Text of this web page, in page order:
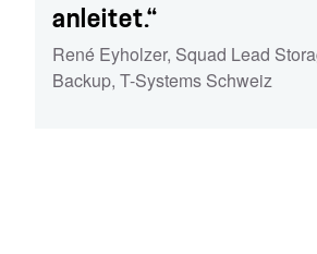
anleitet.“
René Eyholzer, Squad Lead
Backup, T-Systems Schweiz